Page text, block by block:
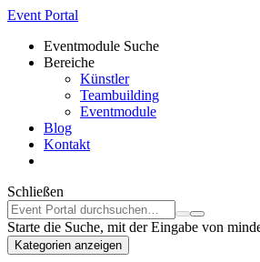
Event Portal
Eventmodule Suche
Bereiche
Künstler
Teambuilding
Eventmodule
Blog
Kontakt
Schließen
Starte die Suche, mit der Eingabe von
Kategorien anzeigen